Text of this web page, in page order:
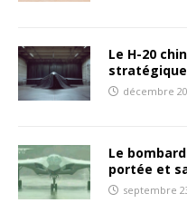
Le H-20
stratégique
décembre
Le
portée et
septembre